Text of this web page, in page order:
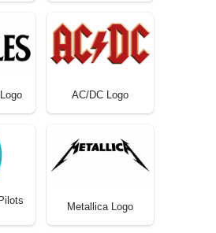
AC/DC Logo
Metallica Logo